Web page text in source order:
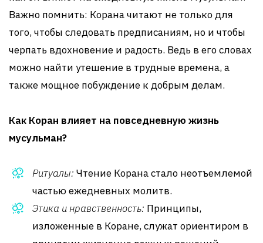
Важно помнить: Корана читают не только для
того, чтобы следовать предписаниям, но и чтобы
черпать вдохновение и радость. Ведь в его словах
можно найти утешение в трудные времена, а
также мощное побуждение к добрым делам.
Как Коран влияет на повседневную жизнь
мусульман?
Ритуалы: Чтение Корана стало неотъемлемой
частью ежедневных молитв.
Этика и нравственность: Принципы,
изложенные в Коране, служат ориентиром в